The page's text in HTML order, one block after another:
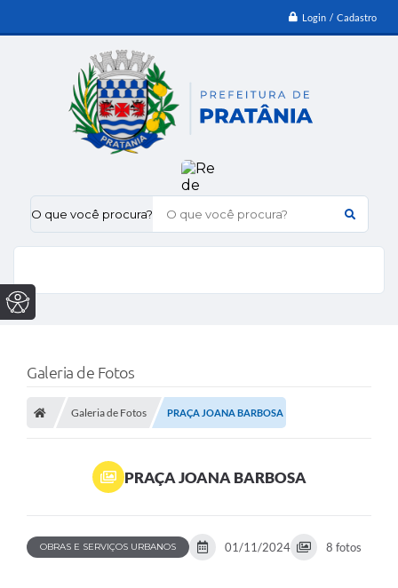
Login / Cadastro
O que você procura?
Galeria de Fotos
Galeria de Fotos PRAÇA JOANA BARBOSA
PRAÇA JOANA BARBOSA
OBRAS E SERVIÇOS URBANOS 01/11/2024 8 fotos